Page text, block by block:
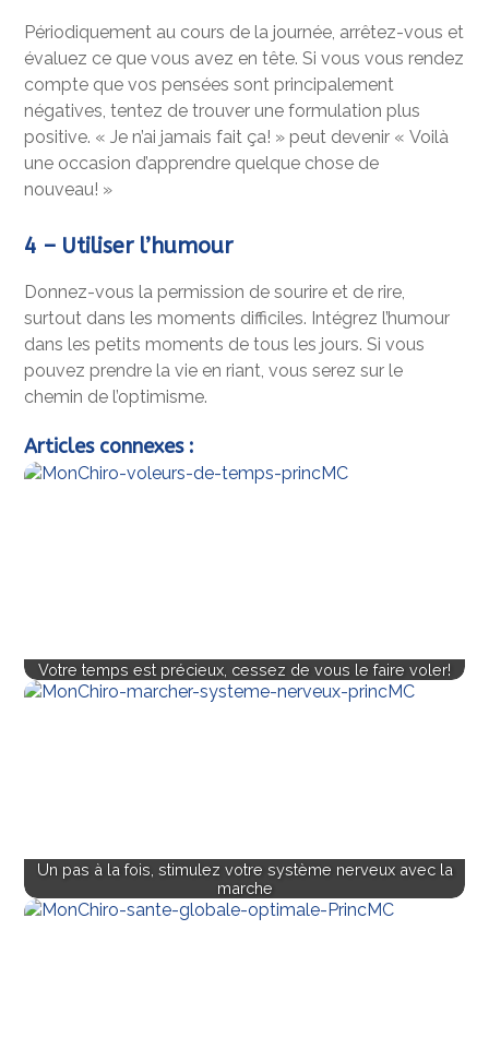
Périodiquement au cours de la journée, arrêtez-vous et
évaluez ce que vous avez en tête. Si vous vous rendez
compte que vos pensées sont principalement
négatives, tentez de trouver une formulation plus
positive. « Je n’ai jamais fait ça! » peut devenir « Voilà
une occasion d’apprendre quelque chose de
nouveau! »
4 – Utiliser l’humour
Donnez-vous la permission de sourire et de rire,
surtout dans les moments difficiles. Intégrez l’humour
dans les petits moments de tous les jours. Si vous
pouvez prendre la vie en riant, vous serez sur le
chemin de l’optimisme.
Articles connexes :
Votre temps est précieux, cessez de vous le faire voler!
Un pas à la fois, stimulez votre système nerveux avec la
marche